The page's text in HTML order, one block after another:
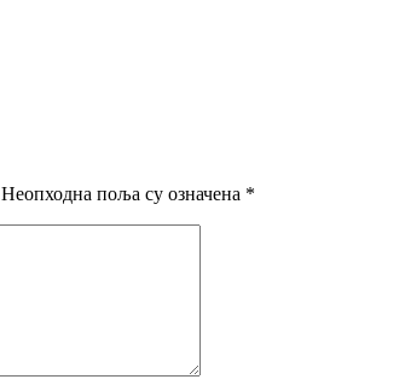
Неопходна поља су означена *